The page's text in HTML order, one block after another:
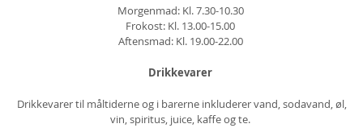
Morgenmad: Kl. 7.30-10.30
Frokost: Kl. 13.00-15.00
Aftensmad: Kl. 19.00-22.00
Drikkevarer
Drikkevarer til måltiderne og i barerne inkluderer vand, sodavand, øl,
vin,spiritus, juice, kaffe og te.